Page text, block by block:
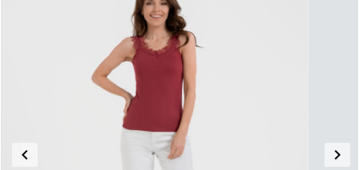
Poprzedni
keyboard_arrow_left keyboard_arrow_right